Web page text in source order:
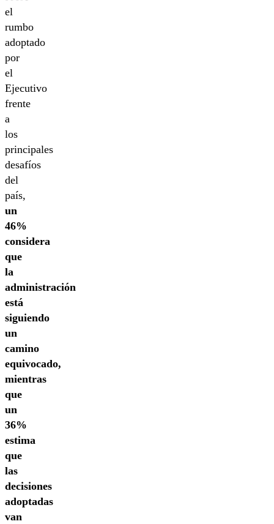
el
rumbo
adoptado
por
el
Ejecutivo
frente
a
los
principales
desafíos
del
país,
un
46%
considera
que
la
administración
está
siguiendo
un
camino
equivocado,
mientras
que
un
36%
estima
que
las
decisiones
adoptadas
van